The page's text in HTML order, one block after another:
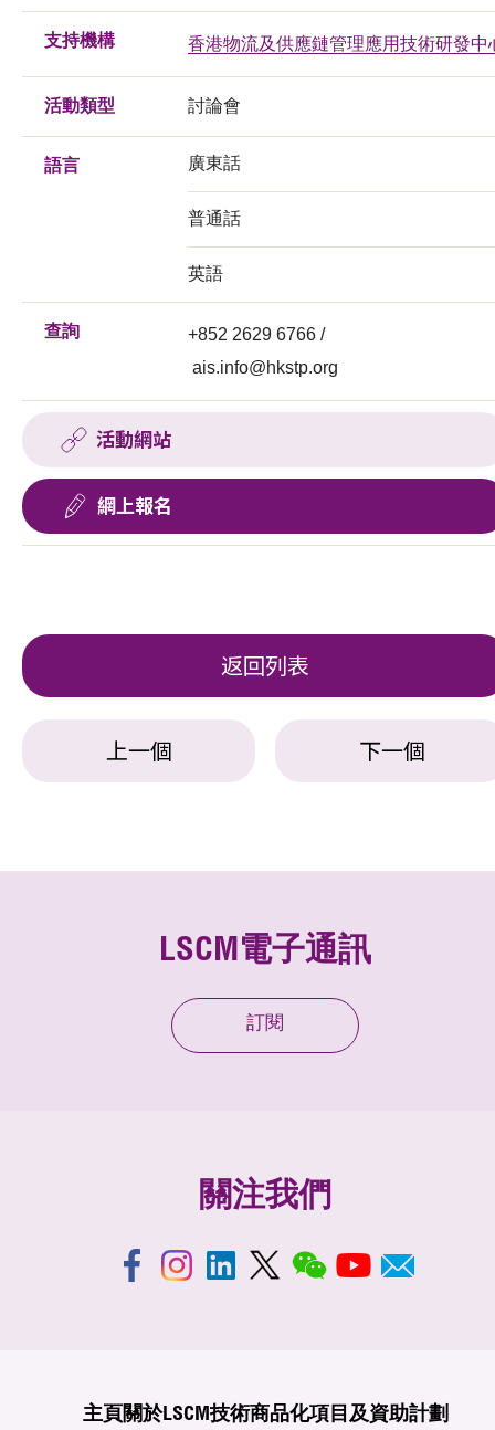
支持機構 香港物流及供應鏈管理應用技術研發中
活動類型 討論會
語言 廣東話
普通話
英語
查詢
+852 2629 6766 /
ais.info@hkstp.org
活動網站
網上報名
返回列表
上一個 下一個
LSCM電子通訊
訂閱
關注我們
主頁 關於LSCM技術商品化項目及資助計劃